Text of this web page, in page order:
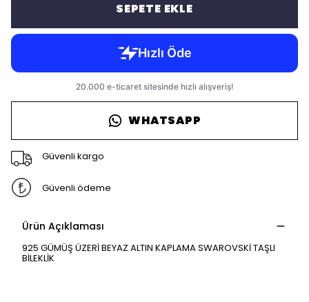
SEPETE EKLE
WHATSAPP
Güvenli kargo
Güvenli ödeme
Ürün Açıklaması
925 GÜMÜŞ ÜZERİ BEYAZ ALTIN KAPLAMA SWAROVSKİ TAŞLI
BİLEKLİK